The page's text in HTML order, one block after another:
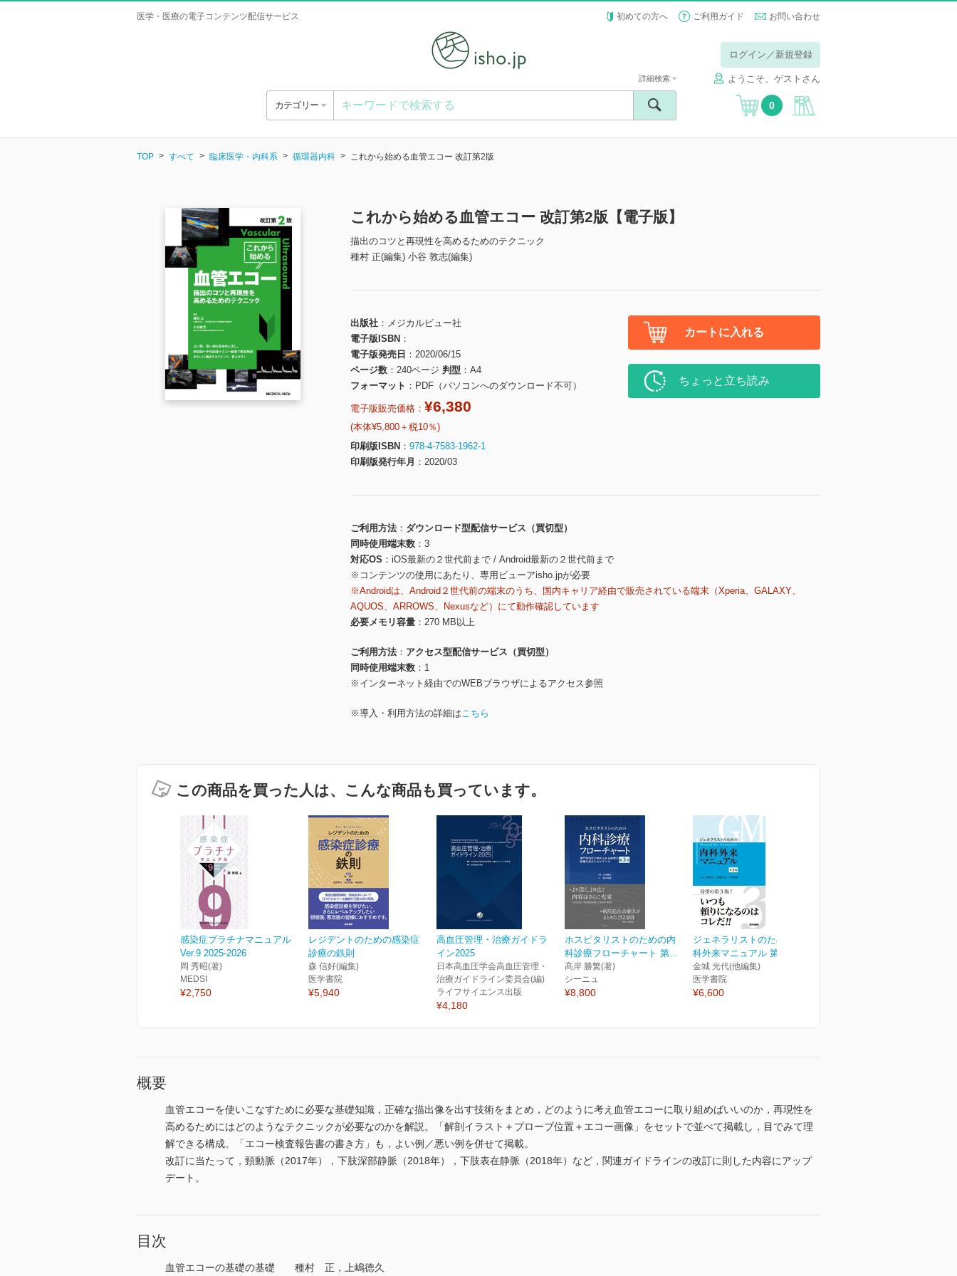
医学・医療の電子コンテンツ配信サービス 初めての方へ ご利用ガイド お問い合わせ
ログイン／新規登録
ようこそ、ゲストさん
カテゴリー
詳細検索
0
TOP すべて 臨床医学・内科系 循環器内科 これから始める血管エコー 改訂第2版
これから始める血管エコー 改訂第2版【電子版】
描出のコツと再現性を高めるためのテクニック
種村 正(編集) 小谷 敦志(編集)
出版社
メジカルビュー社
電子版ISBN
電子版発売日
2020/06/15
ページ数
240ページ 判型
A4
フォーマット
PDF（パソコンへのダウンロード不可）
電子版販売価格： ¥6,380
(本体¥5,800＋税10％)
印刷版ISBN
978-4-7583-1962-1
印刷版発行年月
2020/03
カートに入れる
ちょっと立ち読み
ご利用方法
ダウンロード型配信サービス（買切型）
同時使用端末数
3
対応OS
iOS最新の２世代前まで / Android最新の２世代前まで
※コンテンツの使用にあたり、専用ビューアisho.jpが必要
※Androidは、Android２世代前の端末のうち、国内キャリア経由で販売されている端末（Xperia、GALAXY、
AQUOS、ARROWS、Nexusなど）にて動作確認しています
必要メモリ容量
270 MB以上
ご利用方法
アクセス型配信サービス（買切型）
同時使用端末数
1
※インターネット経由でのWEBブラウザによるアクセス参照
※導入・利用方法の詳細はこちら
この商品を買った人は、こんな商品も買っています。
感染症プラチナマニュアル
Ver.9 2025-2026
岡 秀昭(著)
MEDSI
¥2,750
レジデントのための感染症
診療の鉄則
森 信好(編集)
医学書院
¥5,940
高血圧管理・治療ガイドラ
イン2025
日本高血圧学会高血圧管理・
治療ガイドライン委員会(編)
ライフサイエンス出版
¥4,180
ホスピタリストのための内
科診療フローチャート 第...
髙岸 勝繁(著)
シーニュ
¥8,800
ジェネラリストのための内
科外来マニュアル 第3版
金城 光代(他編集)
医学書院
¥6,600
概要
血管エコーを使いこなすために必要な基礎知識，正確な描出像を出す技術をまとめ，どのように考え血管エコーに取り組めばいいのか，再現性を
高めるためにはどのようなテクニックが必要なのかを解説。「解剖イラスト＋プローブ位置＋エコー画像」をセットで並べて掲載し，目でみて理
解できる構成。「エコー検査報告書の書き方」も，よい例／悪い例を併せて掲載。
改訂に当たって，頸動脈（2017年），下肢深部静脈（2018年），下肢表在静脈（2018年）など，関連ガイドラインの改訂に則した内容にアップ
デート。
目次
血管エコーの基礎の基礎 種村 正，上嶋徳久